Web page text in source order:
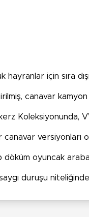
hayranlar için sıra
canavar
Koleksiyonunda,
canavar versiyonları
oyuncak
duruşu